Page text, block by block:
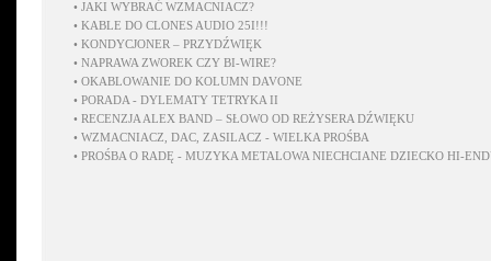
• JAKI WYBRAĆ WZMACNIACZ?
• KABLE DO CLONES AUDIO 25I!!!
• KONDYCJONER – PRZYDŹWIĘK
• NAPRAWA ZWOREK CZY BI-WIRE?
• OKABLOWANIE DO KOLUMN DAVONE
• PORADA - DYLEMATY TETRYKA II
• RECENZJA ALEX BAND – SŁOWO OD REŻYSERA DŹWIĘKU
• WZMACNIACZ, DAC, ZASILACZ - WIELKA PROŚBA
• PROŚBA O RADĘ - MUZYKA METALOWA NIECHCIANE DZIECKO HI-